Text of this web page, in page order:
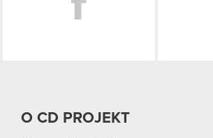
O CD PROJEKT